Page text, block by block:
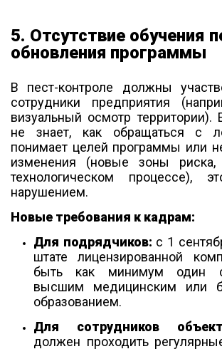
5. Отсутствие обучения
обновления программы
В пест-контроле должны
сотрудники предприятия
визуальный осмотр территории).
не знает, как обращаться с
понимает целей программы или
изменения (новые зоны
технологическом процессе),
нарушением.
Новые требования к кадрам:
Для подрядчиков: с 1
штате лицензированной
быть как минимум один
высшим медицинским или
образованием.
Для сотрудников
должен проходить